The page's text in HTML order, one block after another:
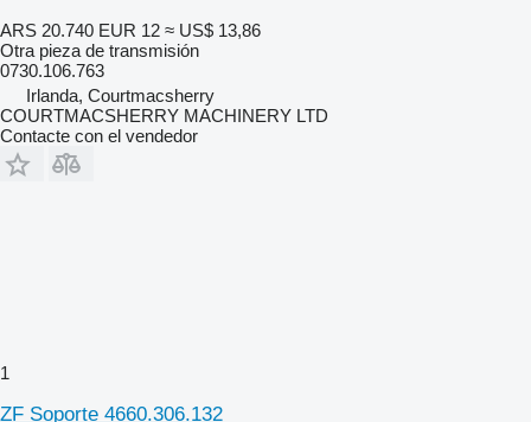
ARS 20.740 EUR 12 ≈ US$ 13,86
Otra pieza de transmisión
0730.106.763
Irlanda, Courtmacsherry
COURTMACSHERRY MACHINERY LTD
Contacte con el vendedor
1
ZF Soporte 4660.306.132